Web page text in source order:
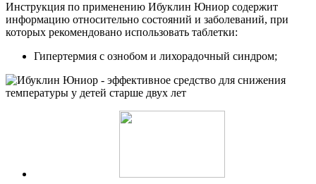
Инструкция по применению Ибуклин Юниор содержит
информацию относительно состояний и заболеваний, при
которых рекомендовано использовать таблетки:
Гипертермия с ознобом и лихорадочный синдром;